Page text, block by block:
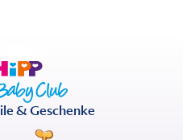
& Geschenke